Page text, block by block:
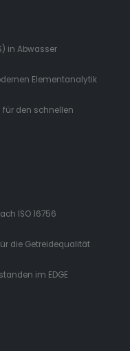
in Abwasser
Elementanalytik
für den schnellen
ISO 16756
die Getreidequalität
im EDGE